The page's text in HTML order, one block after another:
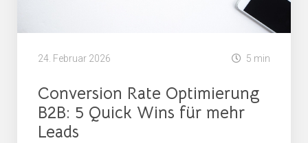
24. Februar 2026 5 min
Conversion Rate Optimierung
B2B: 5 Quick Wins für mehr
Leads